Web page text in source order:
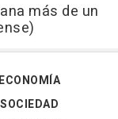
más de un
ECONOMÍA
SOCIEDAD